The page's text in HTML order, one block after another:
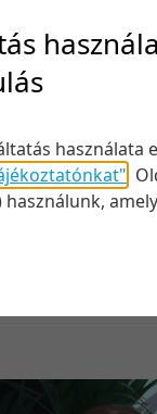
használata